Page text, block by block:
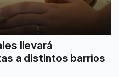
llevará
a distintos barrios